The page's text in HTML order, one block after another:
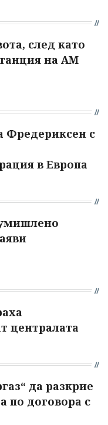
след като
на АМ
Фредериксен с
в Европа
централата
да разкрие
по договора с